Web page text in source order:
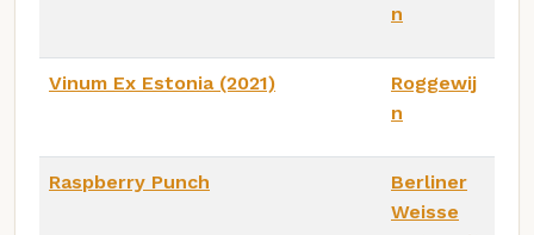
n
Vinum Ex Estonia (2021)
Roggewij
n
Raspberry Punch
Berliner
Weisse